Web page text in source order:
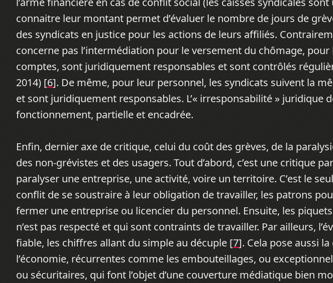
connaitre leur montant permet d’évaluer le nombre de jours de
des syndicats en justice pour les actions de leurs affiliés.
concerne pas l’intermédiation pour le versement du chômage,
comptes, sont juridiquement responsables et sont contrôlés
2014) [6]. De même, pour leur personnel, les syndicats suivent la
et sont juridiquement responsables. L’« irresponsabilité » juridique
fonctionnement, partielle et encadrée.
Enfin, dernier axe de critique, celui du coût des grèves, de la
des non-grévistes et des usagers. Tout d’abord, c’est une critique
paralyser une entreprise, une activité, voire un territoire. C’est le
conflit de se soustraire à leur obligation de travailler, les patrons
fermer une entreprise ou licencier du personnel. Ensuite, les
n’est pas respecté et qui sont contraints de travailler. Par ailleurs,
fiable, les chiffres allant du simple au décuple [7]. Cela pose aussi
l’économie, récurrentes comme les embouteillages, ou
ou sécuritaires, qui font l’objet d’une couverture médiatique bien